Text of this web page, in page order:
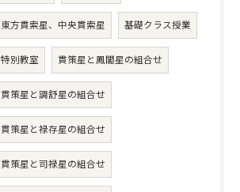
東方貫索星、中央貫索星 基礎クラス授業
特別教室 貫策星と鳳閣星の組合せ
貫策星と調舒星の組合せ
貫策星と禄存星の組合せ
貫策星と司禄星の組合せ